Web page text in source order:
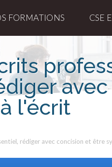
FORMATIONS CSE
l'écrit
rédiger avec concision et être